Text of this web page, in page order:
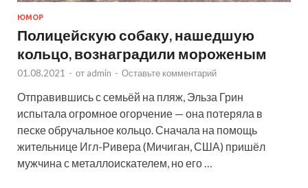
ЮМОР
Полицейскую собаку, нашедшую
кольцо, вознаградили мороженым
01.08.2021 - от admin - Оставьте комментарий
Отправившись с семьёй на пляж, Эльза Грин
испытала огромное огорчение — она потеряла в
песке обручальное кольцо. Сначала на помощь
жительнице Игл-Ривера (Мичиган, США) пришёл
мужчина с металлоискателем, но его …